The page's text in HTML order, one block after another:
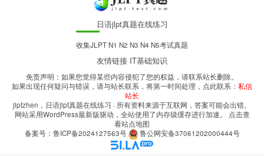
日语jlpt真题在线练习
收集JLPT N1 N2 N3 N4 N5考试真题
友情链接 IT基础知识
免责声明：如果您觉得某些内容侵犯了您的权益，请联系站长删除。
如果出现任何疑问与错误，请与站长联系，将第一时间处理，点此联系： 私信
站长
jlptzhen，日语jlpt真题在线练习 · 所有资料来源于互联网，答案可能会出错。
网站采用WordPress最新版驱动，全站使用了内存级缓存进行加速。
点击查
看站点地图
备案号： 鲁ICP备2024127563号 鲁公网安备37061202000444号